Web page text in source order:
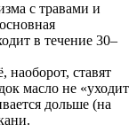
с травами и
в течение 30–
ставят
масло не «уходит
дольше (на